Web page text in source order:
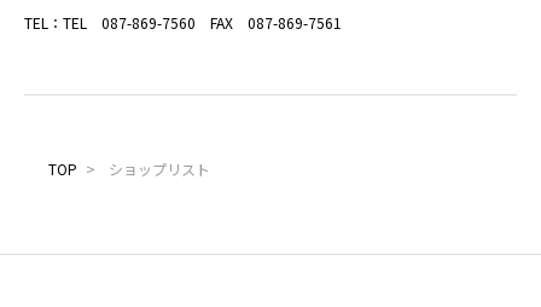
TEL：TEL 087-869-7560 FAX 087-869-7561
TOP > ショップリスト